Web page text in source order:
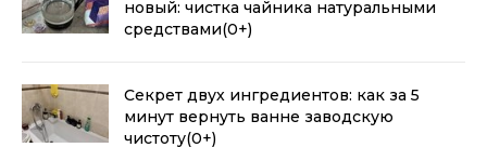
новый: чистка чайника натуральными
средствами(0+)
Секрет двух ингредиентов: как за 5
минут вернуть ванне заводскую
чистоту(0+)